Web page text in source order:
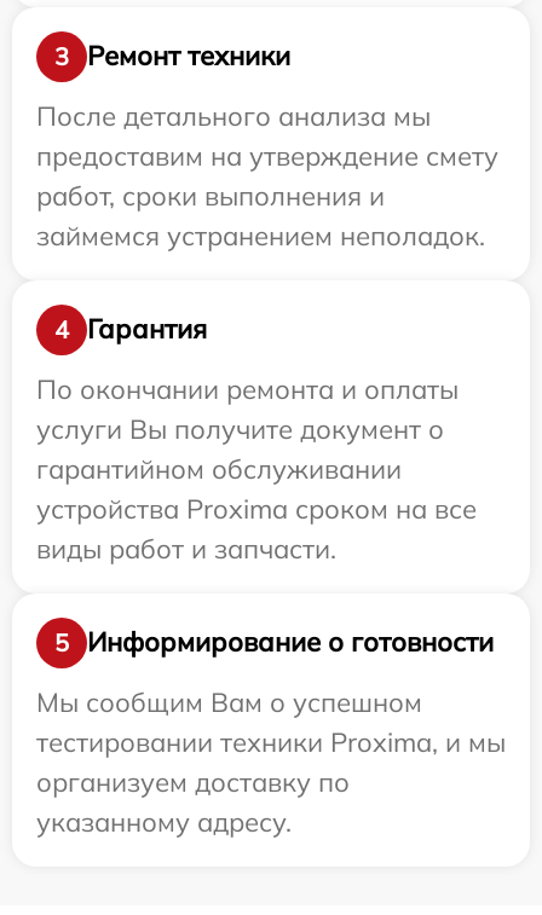
3
Ремонт техники
После детального анализа мы
предоставим на утверждение смету
работ, сроки выполнения и
займемся устранением неполадок.
4
Гарантия
По окончании ремонта и оплаты
услуги Вы получите документ о
гарантийном обслуживании
устройства Proxima сроком на все
виды работ и запчасти.
5
Информирование о готовности
Мы сообщим Вам о успешном
тестировании техники Proxima, и мы
организуем доставку по
указанному адресу.